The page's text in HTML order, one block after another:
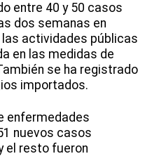
entre 40 y 50 casos
dos semanas en
actividades públicas
en las medidas de
se ha registrado
importados.
enfermedades
nuevos casos
el resto fueron